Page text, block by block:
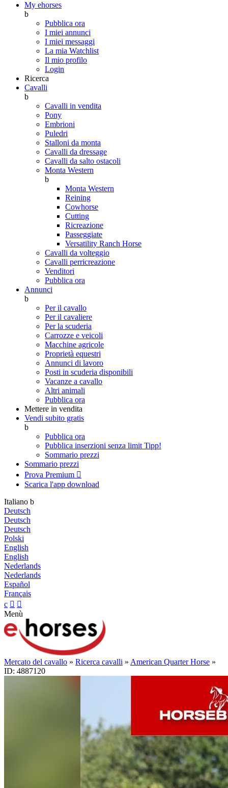
My ehorses
b
Pubblica ora
I miei annunci
I miei messaggi
La mia Watchlist
Il mio profilo
Login
Ricerca
Cavalli
b
Cavalli in vendita
Pony
Embrioni
Puledri
Stalloni da monta
Cavalli da dressage
Cavalli da salto ostacoli
Monta Western
b
Monta Western
Reining
Cowhorse
Cutting
Ricreazione
Passeggiate
Versatility Ranch Horse
Cavalli da volteggio
Cavalli perricreazione
Venditori
Pubblica ora
Annunci
b
Per il cavallo
Per il cavaliere
Per la scuderia
Carrozze e veicoli
Macchine agricole
Proprietà equestri
Annunci di lavoro
Posti in scuderia disponibili
Vacanze a cavallo
Altri animali
Pubblica ora
Mettere in vendita
Vendi subito gratis
b
Pubblica ora
Pubblica inserzioni senza limit Tipp!
Sommario prezzi
Sommario prezzi
Prova Premium 
Scarica l'app download
Italiano b
Deutsch
Deutsch
Deutsch
Polski
English
English
Nederlands
Nederlands
Español
Français
c  
Menù
Mercato del cavallo » Ricerca cavalli » American Quarter Horse »
ID: 4887120